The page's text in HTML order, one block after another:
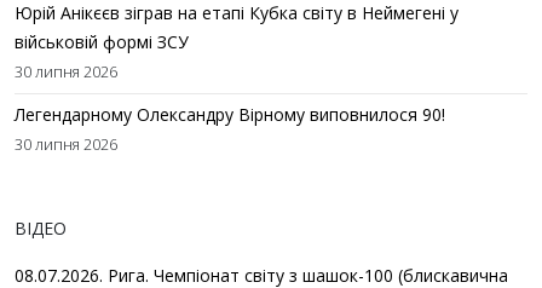
Юрій Анікєєв зіграв на етапі Кубка світу в Неймегені у
військовій формі ЗСУ
30 липня 2026
Легендарному Олександру Вірному виповнилося 90!
30 липня 2026
ВІДЕО
08.07.2026. Рига. Чемпіонат світу з шашок-100 (блискавична